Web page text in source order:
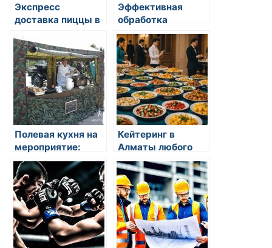
Экспресс
доставка пиццы в
783000.ru
Эффективная
обработка
гостиниц,
общежитий и
хостелов в
Жуковском:
гарантированная
дезинсекция и
дератизация
Полевая кухня на
мероприятие:
идеальное
решение для
гурманов на
свежем воздухе
Кейтеринг в
Алматы любого
формата по
самым низким
ценам